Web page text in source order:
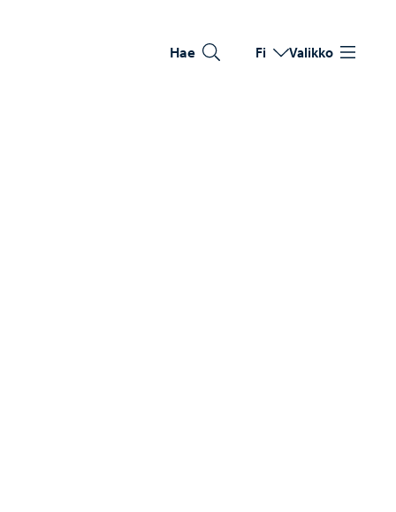
Hae Vaihda kieltä
Nykyinen kieli: Suomi
Fi Valikko